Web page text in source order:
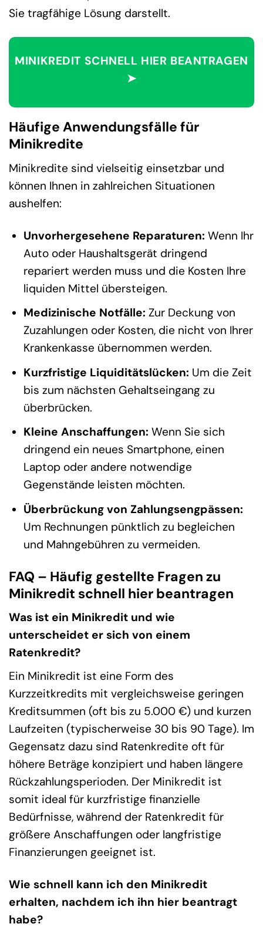
Sie tragfähige Lösung darstellt.
MINIKREDIT SCHNELL HIER BEANTRAGEN
➤
Häufige Anwendungsfälle für
Minikredite
Minikredite sind vielseitig einsetzbar und
können Ihnen in zahlreichen Situationen
aushelfen:
Unvorhergesehene Reparaturen: Wenn Ihr
Auto oder Haushaltsgerät dringend
repariert werden muss und die Kosten Ihre
liquiden Mittel übersteigen.
Medizinische Notfälle: Zur Deckung von
Zuzahlungen oder Kosten, die nicht von Ihrer
Krankenkasse übernommen werden.
Kurzfristige Liquiditätslücken: Um die Zeit
bis zum nächsten Gehaltseingang zu
überbrücken.
Kleine Anschaffungen: Wenn Sie sich
dringend ein neues Smartphone, einen
Laptop oder andere notwendige
Gegenstände leisten möchten.
Überbrückung von Zahlungsengpässen:
Um Rechnungen pünktlich zu begleichen
und Mahngebühren zu vermeiden.
FAQ – Häufig gestellte Fragen zu
Minikredit schnell hier beantragen
Was ist ein Minikredit und wie
unterscheidet er sich von einem
Ratenkredit?
Ein Minikredit ist eine Form des
Kurzzeitkredits mit vergleichsweise geringen
Kreditsummen (oft bis zu 5.000 €) und kurzen
Laufzeiten (typischerweise 30 bis 90 Tage). Im
Gegensatz dazu sind Ratenkredite oft für
höhere Beträge konzipiert und haben längere
Rückzahlungsperioden. Der Minikredit ist
somit ideal für kurzfristige finanzielle
Bedürfnisse, während der Ratenkredit für
größere Anschaffungen oder langfristige
Finanzierungen geeignet ist.
Wie schnell kann ich den Minikredit
erhalten, nachdem ich ihn hier beantragt
habe?